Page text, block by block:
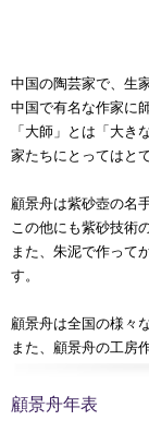
中国の陶芸家で、生
中国で有名な作家に
「大師」とは「大
家たちにとってはと
顧景舟は紫砂壺の名
この他にも紫砂技術
また、朱泥で作って
す。
顧景舟は全国の様々
また、顧景舟の工房
顧景舟年表